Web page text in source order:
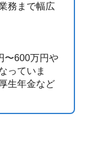
務まで幅広
〜600万円や
っていま
生年金など